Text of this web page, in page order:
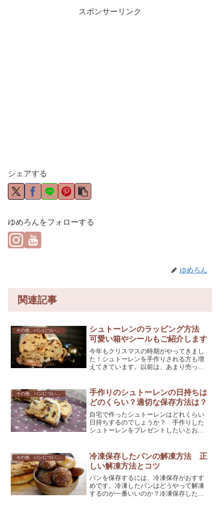
スポンサーリンク
シェアする
ゆめろんをフォローする
ゆめろん
関連記事
その他 パンについて色々
シュトーレンのラッピング方法
可愛い箱やシールもご紹介します
今年もクリスマスの時期がやってきまし
た！シュトーレンを手作りされる方も増
えてきています。以前は、あまり売って
から、おすすめのラッピングをご紹介し
ます。
その他 パンについて色々
手作りのシュトーレンの日持ちは
どのくらい？適切な保存方法は？
自宅で作ったシュトーレンはどれくらい
日持ちするのでしょうか？ 手作りした
シュトーレンをプレゼントしたいとお考
紹介します。
冷凍保存したパンの解凍方法 正
しい解凍方法とコツ
パンを保存するには、冷凍保存がおすす
めです。冷凍したパンはどうやって解凍
するのが一番いいのか？冷凍保存したパ